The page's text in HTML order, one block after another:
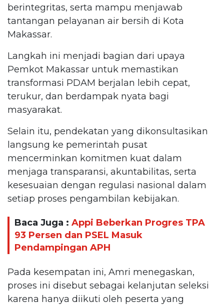
berintegritas, serta mampu menjawab
tantangan pelayanan air bersih di Kota
Makassar.
Langkah ini menjadi bagian dari upaya
Pemkot Makassar untuk memastikan
transformasi PDAM berjalan lebih cepat,
terukur, dan berdampak nyata bagi
masyarakat.
Selain itu, pendekatan yang dikonsultasikan
langsung ke pemerintah pusat
mencerminkan komitmen kuat dalam
menjaga transparansi, akuntabilitas, serta
kesesuaian dengan regulasi nasional dalam
setiap proses pengambilan kebijakan.
Baca Juga : Appi Beberkan Progres TPA
93 Persen dan PSEL Masuk
Pendampingan APH
Pada kesempatan ini, Amri menegaskan,
proses ini disebut sebagai kelanjutan seleksi
karena hanya diikuti oleh peserta yang